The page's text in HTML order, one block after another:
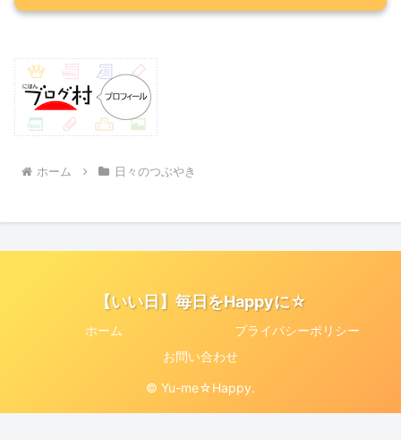
ホーム 日々のつぶやき
【いい日】毎日をHappyに☆
ホーム
プライバシーポリシー
お問い合わせ
© Yu-me☆Happy.